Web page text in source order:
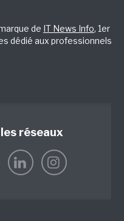
de IT News Info, 1er
dédié aux professionnels
réseaux